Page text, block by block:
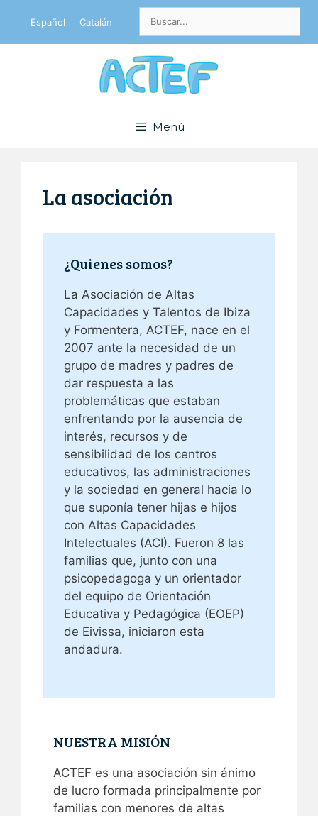
contenido
Español Catalán
Menú
La asociación
¿Quienes somos?
La Asociación de Altas
Capacidades y Talentos de Ibiza
y Formentera, ACTEF, nace en el
2007 ante la necesidad de un
grupo de madres y padres de
dar respuesta a las
problemáticas que estaban
enfrentando por la ausencia de
interés, recursos y de
sensibilidad de los centros
educativos, las administraciones
y la sociedad en general hacia lo
que suponía tener hijas e hijos
con Altas Capacidades
Intelectuales (ACI). Fueron 8 las
familias que, junto con una
psicopedagoga y un orientador
del equipo de Orientación
Educativa y Pedagógica (EOEP)
de Eivissa, iniciaron esta
andadura.
NUESTRA MISIÓN
ACTEF es una asociación sin ánimo
de lucro formada principalmente por
familias con menores de altas